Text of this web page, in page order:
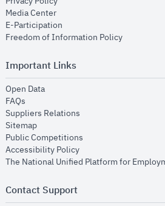
Media Centeropens in new window
E-Participation
Freedom of Information Policyopens in
Important Links
Open Dataopens in new window
FAQs
Suppliers Relations
Sitemapopens in new window
Public Competitions
Accessibility Policyopens in new window
The National Unified Platform for
Contact Support